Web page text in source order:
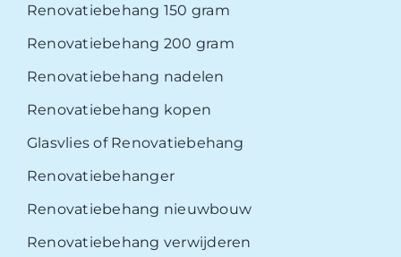
Renovatiebehang 150 gram
Renovatiebehang 200 gram
Renovatiebehang nadelen
Renovatiebehang kopen
Glasvlies of Renovatiebehang
Renovatiebehanger
Renovatiebehang nieuwbouw
Renovatiebehang verwijderen